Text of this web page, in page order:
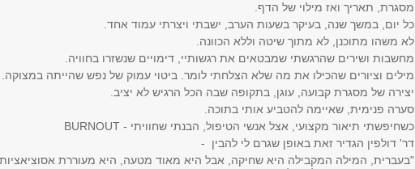
מסגרת, תאריך ואז מילוי של הדף.
כל יום, במשך שנה, בעיקר בשעות הערב, ישבתי ויצרתי עמוד אחד.
לא משהו מתוכנן, לא מתוך שיטה וללא הכוונה.
מחשבות ושירים שהרגשתי שמבטאים את רגשותיי, דימויים שנשזרו בחוויה.
מילים וציורים שהכילו את מה שלא הצלחתי לומר. ביטוי עמוק של נפש שהייתה במצוקה.
יצירה של מסגרת קבועה, עוגן, בתקופה שבה הכל הרגיש לא יציב.
סערה פנימית, שאיימה להטביע אותי בתוכה.
כשחיפשתי תיאור מקצועי, אצל אנשי הטיפול, הבנתי שחוויתי - BURNOUT
דר' דולפין הגדיר זאת באופן שגרם לי להבין -
"בעברית, המילה המקבילה היא שחיקה, אבל היא מאוד מטעה, היא מעוררת